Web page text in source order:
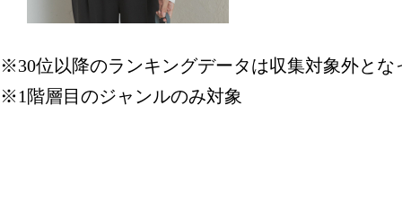
※30位以降のランキングデータは収集対象外とな
※1階層目のジャンルのみ対象